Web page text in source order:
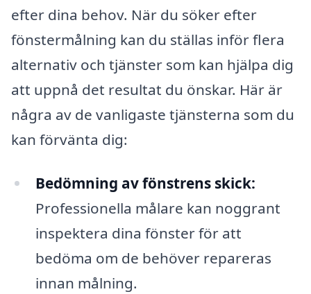
efter dina behov. När du söker efter
fönstermålning kan du ställas inför flera
alternativ och tjänster som kan hjälpa dig
att uppnå det resultat du önskar. Här är
några av de vanligaste tjänsterna som du
kan förvänta dig:
Bedömning av fönstrens skick:
Professionella målare kan noggrant
inspektera dina fönster för att
bedöma om de behöver repareras
innan målning.